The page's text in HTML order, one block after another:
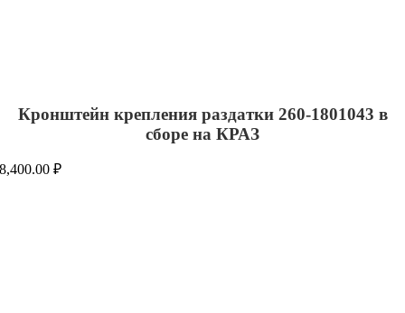
Кронштейн крепления раздатки 260-1801043 в
сборе на КРАЗ
8,400.00₽